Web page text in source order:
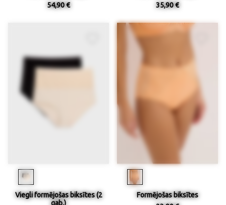
54,90 €
35,90 €
Viegli formējošas biksītes (2
gab.)
Formējošas biksītes